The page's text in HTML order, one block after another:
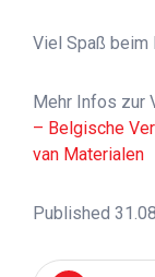
Viel Spaß beim
Mehr Infos zur
– Belgische
van Materialen
Published